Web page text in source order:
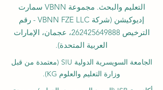
التعليم والبحث. مجموعة VBNN سمارت
إديوكيشن (شركة VBNN FZE LLC - رقم
الترخيص 262425649888، عجمان، الإمارات
العربية المتحدة).
الجامعة السويسرية الدولية SIU
(معتمدة من قبل
وزارة التعليم والعلوم KG).